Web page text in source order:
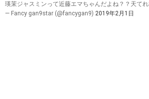
瑛茉ジャスミンって近藤エマちゃんだよね？？天て
— Fancy gan9star (@fancygan9) 2019年2月1日